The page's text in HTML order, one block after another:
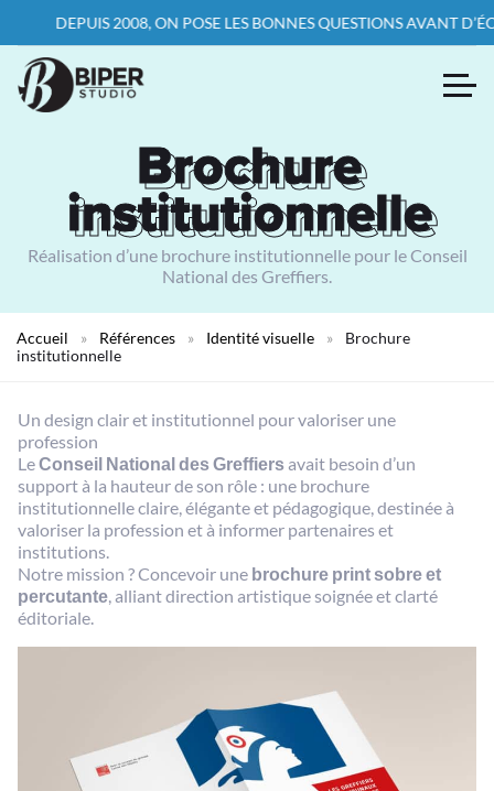
DEPUIS 2008, ON POSE LES BONNES QUESTIONS AVANT
Brochure
institutionnelle
Brochure
institutionnelle
Réalisation d’une brochure institutionnelle pour le Conseil
National des Greffiers.
Accueil » Références » Identité visuelle »
Brochure
institutionnelle
Un design clair et institutionnel pour valoriser une
profession
LeConseil National des Greffiersavait besoin d’un
support à la hauteur de son rôle : une brochure
institutionnelle claire, élégante et pédagogique, destinée à
valoriser la profession et à informer partenaires et
institutions.
Notre mission ? Concevoir une brochure print sobre et
percutante, alliant direction artistique soignée et clarté
éditoriale.